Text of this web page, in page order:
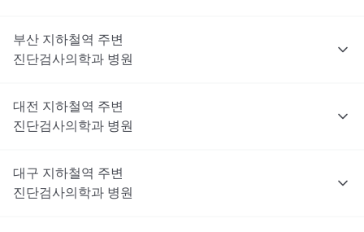
부산 지하철역 주변
진단검사의학과 병원
대전 지하철역 주변
진단검사의학과 병원
대구 지하철역 주변
진단검사의학과 병원